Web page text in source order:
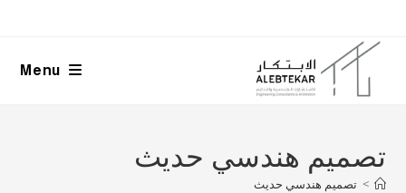
content
Menu
تصميم هندسي حديث
> تصميم هندسي حديث